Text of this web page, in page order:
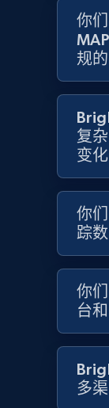
price,
Amazon
Collecting
Title, Seller
price,
Amazon
products
Title, Seller
你
规
复
变
你
踪
你
台
多